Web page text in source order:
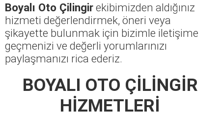
Boyalı Oto Çilingirekibimizden aldığınız
hizmeti değerlendirmek, öneri veya
şikayette bulunmak için bizimle iletişime
geçmenizi ve değerli yorumlarınızı
paylaşmanızı rica ederiz.
BOYALI OTO ÇİLİNGİR
HİZMETLERİ